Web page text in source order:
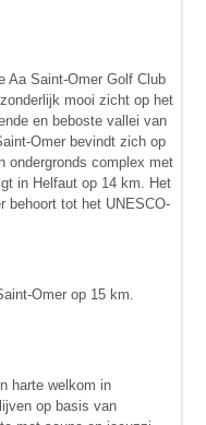
Aa Saint-Omer Golf Club
mooi zicht op het
en beboste vallei van
Omer bevindt zich op
ondergronds complex met
in Helfaut op 14 km. Het
behoort tot het UNESCO-
Omer op 15 km.
harte welkom in
op basis van